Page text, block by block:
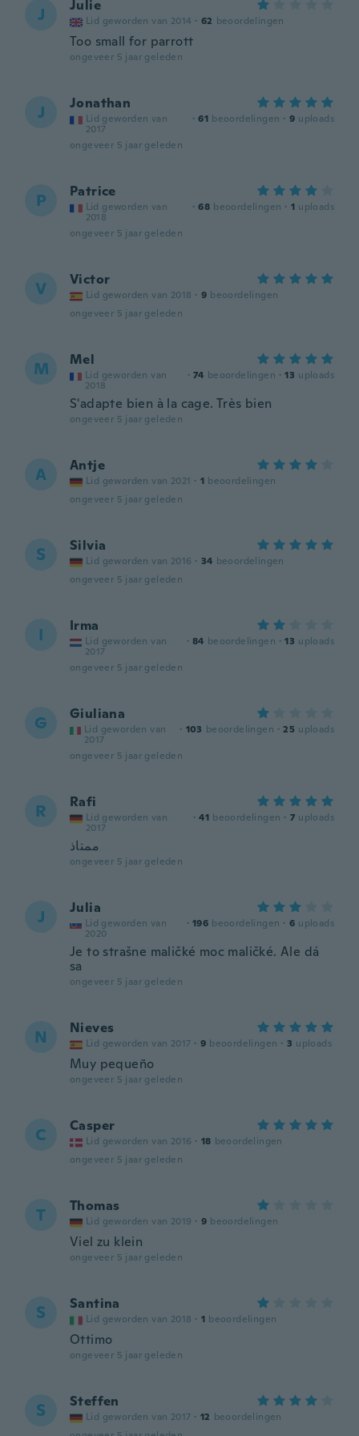
J Julie
Lid geworden van 2014 · 62 beoordelingen
Too small for parrott
ongeveer 5 jaar geleden
J Jonathan
Lid geworden van
2017
· 61 beoordelingen · 9 uploads
ongeveer 5 jaar geleden
P Patrice
Lid geworden van
2018
· 68 beoordelingen · 1 uploads
ongeveer 5 jaar geleden
V Victor
Lid geworden van 2018 · 9 beoordelingen
ongeveer 5 jaar geleden
M Mel
Lid geworden van
2018
· 74 beoordelingen · 13 uploads
S'adapte bien à la cage. Très bien
ongeveer 5 jaar geleden
A Antje
Lid geworden van 2021 · 1 beoordelingen
ongeveer 5 jaar geleden
S Silvia
Lid geworden van 2016 · 34 beoordelingen
ongeveer 5 jaar geleden
I Irma
Lid geworden van
2017
· 84 beoordelingen · 13 uploads
ongeveer 5 jaar geleden
G Giuliana
Lid geworden van
2017
· 103 beoordelingen · 25 uploads
ongeveer 5 jaar geleden
R Rafi
Lid geworden van
2017
· 41 beoordelingen · 7 uploads
ممتاذ
ongeveer 5 jaar geleden
J Julia
Lid geworden van
2020
· 196 beoordelingen · 6 uploads
Je to strašne maličké moc maličké. Ale dá
sa
ongeveer 5 jaar geleden
N Nieves
Lid geworden van 2017 · 9 beoordelingen · 3 uploads
Muy pequeño
ongeveer 5 jaar geleden
C Casper
Lid geworden van 2016 · 18 beoordelingen
ongeveer 5 jaar geleden
T Thomas
Lid geworden van 2019 · 9 beoordelingen
Viel zu klein
ongeveer 5 jaar geleden
S Santina
Lid geworden van 2018 · 1 beoordelingen
Ottimo
ongeveer 5 jaar geleden
S Steffen
Lid geworden van 2017 · 12 beoordelingen